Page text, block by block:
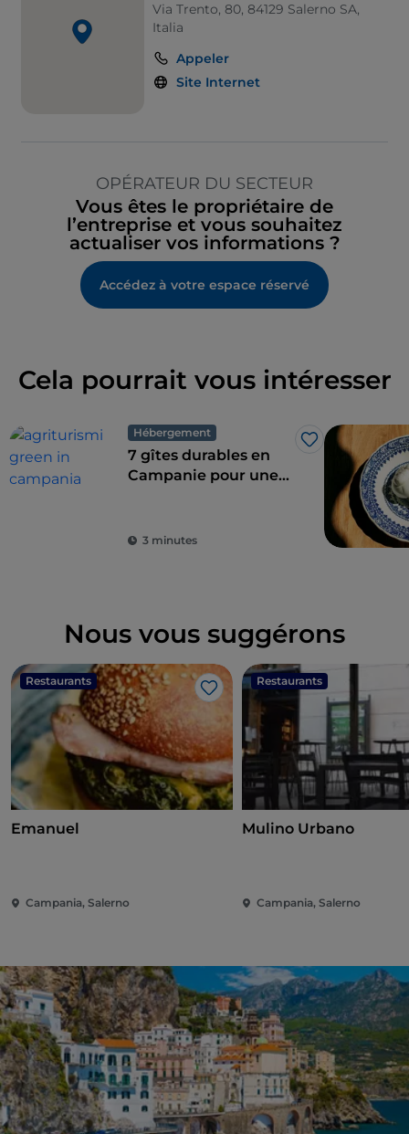
Via Trento, 80, 84129 Salerno SA,
Italia
Appeler
Site Internet
OPÉRATEUR DU SECTEUR
Vous êtes le propriétaire de
l’entreprise et vous souhaitez
actualiser vos informations ?
Accédez à votre espace réservé
Cela pourrait vous intéresser
Hébergement
J’aime
7 gîtes durables en
Campanie pour une
du goût
3 minutes
Nous vous suggérons
Restaurants
J’aime
Emanuel
Campania, Salerno
Restaurants
Mulino Urbano
Campania, Salerno